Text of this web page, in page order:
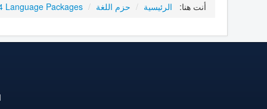
أنت هنا: الرئيسية / حزم اللغة /
Language Packages